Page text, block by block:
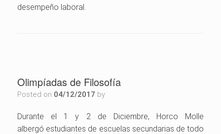
desempeño laboral.
Olimpíadas de Filosofía
Posted on 04/12/2017 by
Durante el 1 y 2 de Diciembre, Horco Molle
albergó estudiantes de escuelas secundarias de todo